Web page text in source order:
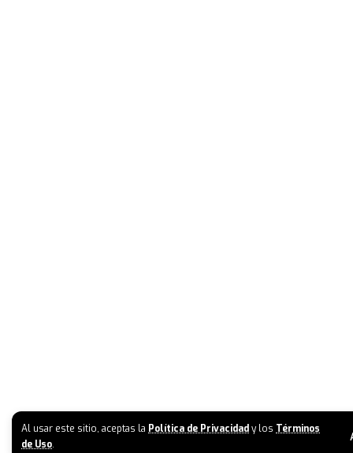
Al usar este sitio, aceptas la Política de Privacidad y los Términos
de Uso.